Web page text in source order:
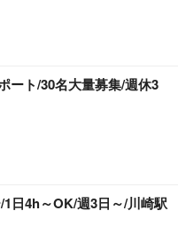
ート/30名大量募集/週休3
日4h～OK/週3日～/川崎駅